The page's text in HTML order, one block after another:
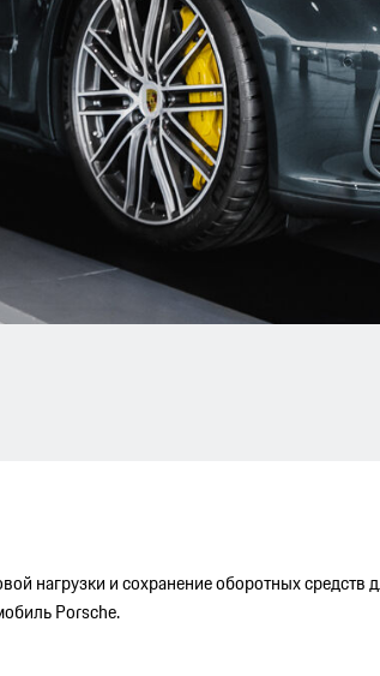
нагрузки и сохранение оборотных средств
Porsche.